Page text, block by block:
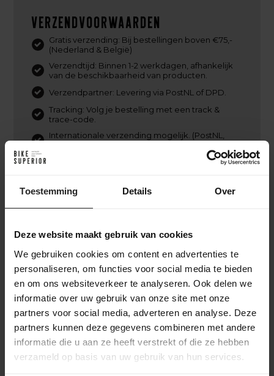
Toestemming Details Over
Deze website maakt gebruik van cookies
We gebruiken cookies om content en advertenties te
personaliseren, om functies voor social media te bieden
en om ons websiteverkeer te analyseren. Ook delen we
informatie over uw gebruik van onze site met onze
partners voor social media, adverteren en analyse. Deze
partners kunnen deze gegevens combineren met andere
informatie die u aan ze heeft verstrekt of die ze hebben
verzameld op basis van uw gebruik van hun services.
Verzendvoorwaarden
Gratis verzending: Bij bestellingen boven €75,-
(Nederland & België)
Verzendtijd: Binnen 1-2 werkdagen, afhankelijk
van de beschikbaarheid van producten.
Verzendpartner: Levering via PostNL of DPD.
Tracking: Volg je bestelling met een track &
trace-code.
Internationale verzending mogelijk. (PostNL,
Retourbeleid: Binnen Nederland kosteloos
Ik heb besteld. En nu?
Na je online bestelling bij BikeSuperior gaan we
direct aan de slag. We bevestigen je bestelling via e-
mail en beginnen met het verzamelen van de
gekozen producten. Zodra alles gereed is,
monteren we indien nodig de fiets of onderdelen.
Daarna wordt je bestelling zorgvuldig verpakt en
verzonden. Je ontvangt een track & trace-code om
de levering te volgen. Heb je gekozen voor een